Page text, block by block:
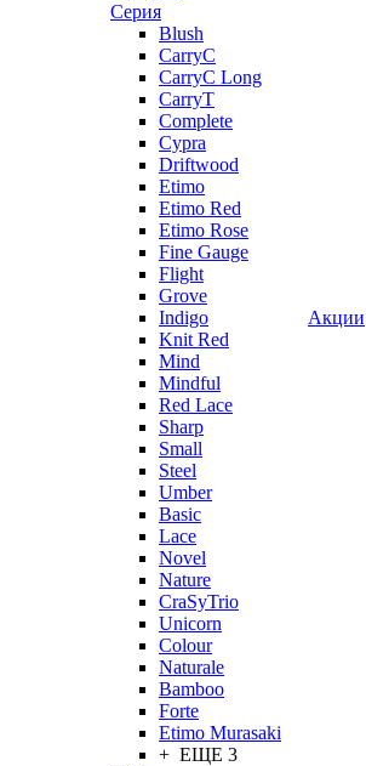
Серия
Blush
CarryC
CarryC Long
CarryT
Complete
Cypra
Driftwood
Etimo
Etimo Red
Etimo Rose
Fine Gauge
Flight
Grove
Indigo
Knit Red
Mind
Mindful
Red Lace
Sharp
Small
Steel
Umber
Basic
Lace
Novel
Nature
CraSyTrio
Unicorn
Colour
Naturale
Bamboo
Forte
Etimo Murasaki
+ ЕЩЕ 3
Акции